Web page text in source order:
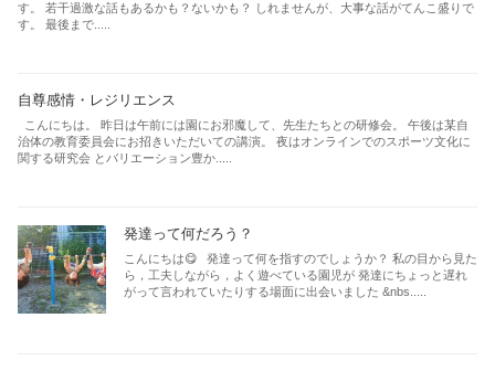
す。 若干過激な話もあるかも？ないかも？ しれませんが、大事な話がてんこ盛りで
す。 最後まで.....
自尊感情・レジリエンス
こんにちは。 昨日は午前には園にお邪魔して、先生たちとの研修会。 午後は某自
治体の教育委員会にお招きいただいての講演。 夜はオンラインでのスポーツ文化に
関する研究会 とバリエーション豊か.....
発達って何だろう？
こんにちは😋 発達って何を指すのでしょうか？ 私の目から見た
ら，工夫しながら，よく遊べている園児が 発達にちょっと遅れ
がって言われていたりする場面に出会いました &nbs.....